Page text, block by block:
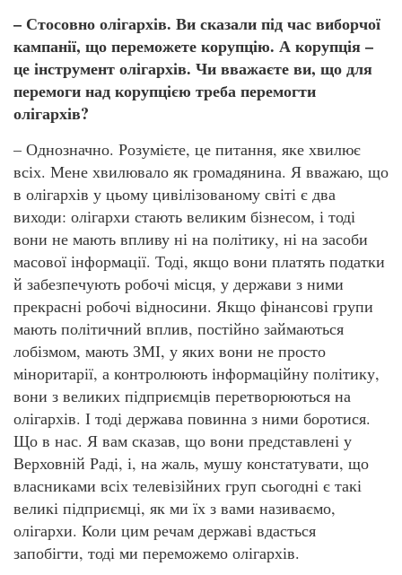
– Стосовно олігархів. Ви сказали під час виборчої
кампанії, що переможете корупцію. А корупція –
це інструмент олігархів. Чи вважаєте ви, що для
перемоги над корупцією треба перемогти
олігархів?
– Однозначно. Розумієте, це питання, яке хвилює
всіх. Мене хвилювало як громадянина. Я вважаю, що
в олігархів у цьому цивілізованому світі є два
виходи: олігархи стають великим бізнесом, і тоді
вони не мають впливу ні на політику, ні на засоби
масової інформації. Тоді, якщо вони платять податки
й забезпечують робочі місця, у держави з ними
прекрасні робочі відносини. Якщо фінансові групи
мають політичний вплив, постійно займаються
лобізмом, мають ЗМІ, у яких вони не просто
міноритарії, а контролюють інформаційну політику,
вони з великих підприємців перетворюються на
олігархів. І тоді держава повинна з ними боротися.
Що в нас. Я вам сказав, що вони представлені у
Верховній Раді, і, на жаль, мушу констатувати, що
власниками всіх телевізійних груп сьогодні є такі
великі підприємці, як ми їх з вами називаємо,
олігархи. Коли цим речам державі вдасться
запобігти, тоді ми переможемо олігархів.